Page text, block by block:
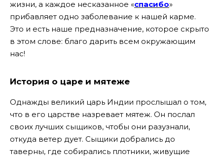
жизни, а каждое несказанное «спасибо»
прибавляет одно заболевание к нашей карме.
Это и есть наше предназначение, которое скрыто
в этом слове: благо дарить всем окружающим
нас!
История о царе и мятеже
Однажды великий царь Индии прослышал о том,
что в его царстве назревает мятеж. Он послал
своих лучших сыщиков, чтобы они разузнали,
откуда ветер дует. Сыщики добрались до
таверны, где собирались плотники, живущие